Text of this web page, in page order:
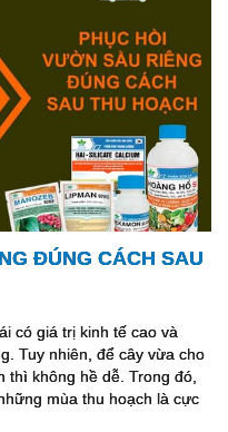
ĐÚNG CÁCH SAU
có giá trị kinh tế cao và
Tuy nhiên, để cây vừa cho
thì không hề dễ. Trong đó,
mùa thu hoạch là cực